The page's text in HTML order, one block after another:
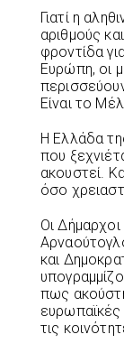
Γιατί η
αριθμούς
φροντίδα
Ευρώπη, οι
Είναι το
Η Ελλάδα
που
ακουστεί.
όσο
Οι
και
πως
τις